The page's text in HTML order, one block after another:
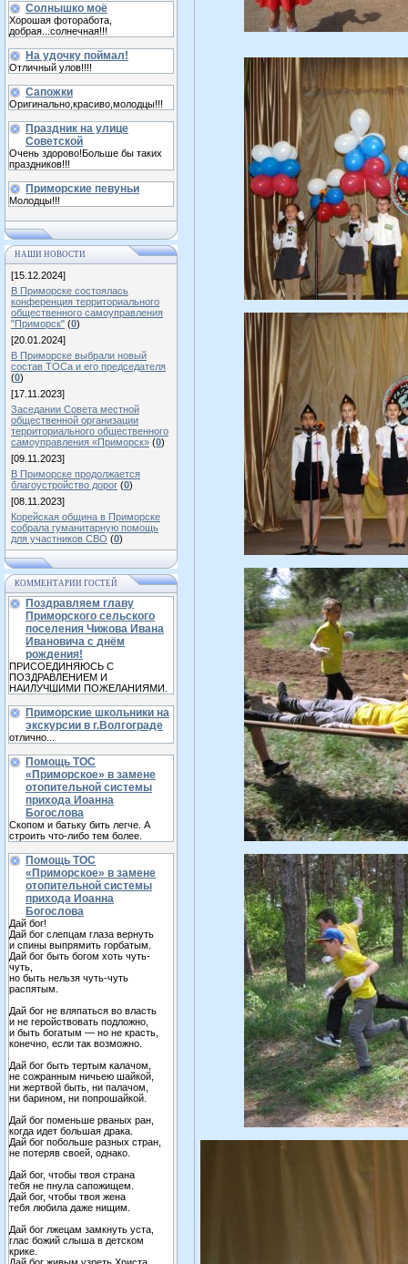
Солнышко моё
Хорошая фоторабота,
добрая...солнечная!!!
На удочку поймал!
Отличный улов!!!!
Сапожки
Оригинально,красиво,молодцы!!!
Праздник на улице
Советской
Очень здорово!Больше бы таких
праздников!!!
Приморские певуньи
Молодцы!!!
НАШИ НОВОСТИ
[15.12.2024]
В Приморске состоялась
конференция территориального
общественного самоуправления
"Приморск" (0)
[20.01.2024]
В Приморске выбрали новый
состав ТОСа и его председателя
(0)
[17.11.2023]
Заседании Совета местной
общественной организации
территориального общественного
самоуправления «Приморск» (0)
[09.11.2023]
В Приморске продолжается
благоустройство дорог (0)
[08.11.2023]
Корейская община в Приморске
собрала гуманитарную помощь
для участников СВО (0)
КОММЕНТАРИИ ГОСТЕЙ
Поздравляем главу
Приморского сельского
поселения Чижова Ивана
Ивановича с днём
рождения!
ПРИСОЕДИНЯЮСЬ С
ПОЗДРАВЛЕНИЕМ И
НАИЛУЧШИМИ ПОЖЕЛАНИЯМИ.
Приморские школьники на
экскурсии в г.Волгограде
отлично...
Помощь ТОС
«Приморское» в замене
отопительной системы
прихода Иоанна
Богослова
Скопом и батьку бить легче. А
строить что-либо тем более.
Помощь ТОС
«Приморское» в замене
отопительной системы
прихода Иоанна
Богослова
Дай бог!
Дай бог слепцам глаза вернуть
и спины выпрямить горбатым.
Дай бог быть богом хоть чуть-
чуть,
но быть нельзя чуть-чуть
распятым.
Дай бог не вляпаться во власть
и не геройствовать подложно,
и быть богатым — но не красть,
конечно, если так возможно.
Дай бог быть тертым калачом,
не сожранным ничьею шайкой,
ни жертвой быть, ни палачом,
ни барином, ни попрошайкой.
Дай бог поменьше рваных ран,
когда идет большая драка.
Дай бог побольше разных стран,
не потеряв своей, однако.
Дай бог, чтобы твоя страна
тебя не пнула сапожищем.
Дай бог, чтобы твоя жена
тебя любила даже нищим.
Дай бог лжецам замкнуть уста,
глас божий слыша в детском
крике.